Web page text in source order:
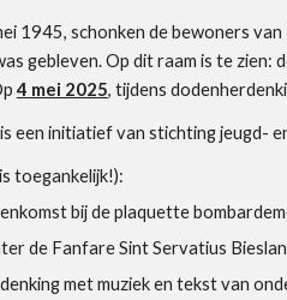
1945, schonken de bewoners
gebleven. Op dit raam is te zien:
4 mei 2025, tijdens
een initiatief van stichting jeugd-
toegankelijk!):
bij de plaquette
de Fanfare Sint Servatius
met muziek en tekst van